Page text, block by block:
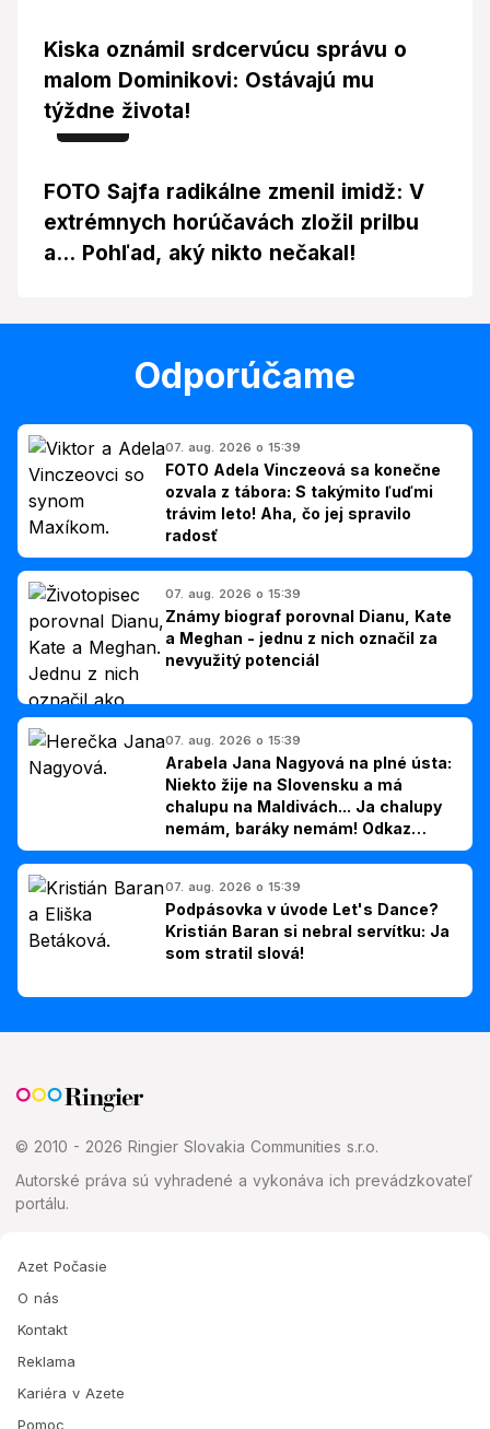
Kiska oznámil srdcervúcu správu o
malom Dominikovi: Ostávajú mu
týždne života!
Foto
FOTO Sajfa radikálne zmenil imidž: V
extrémnych horúčavách zložil prilbu
a... Pohľad, aký nikto nečakal!
Odporúčame
07. aug. 2026 o 15:39
FOTO Adela Vinczeová sa konečne
ozvala z tábora: S takýmito ľuďmi
trávim leto! Aha, čo jej spravilo
radosť
07. aug. 2026 o 15:39
Známy biograf porovnal Dianu, Kate
a Meghan - jednu z nich označil za
nevyužitý potenciál
07. aug. 2026 o 15:39
Arabela Jana Nagyová na plné ústa:
Niekto žije na Slovensku a má
chalupu na Maldivách... Ja chalupy
nemám, baráky nemám! Odkaz
Slovákom
07. aug. 2026 o 15:39
Podpásovka v úvode Let's Dance?
Kristián Baran si nebral servítku: Ja
som stratil slová!
© 2010 - 2026 Ringier Slovakia Communities s.r.o.
Autorské práva sú vyhradené a vykonáva ich prevádzkovateľ
portálu.
Azet Počasie
O nás
Kontakt
Reklama
Kariéra v Azete
Pomoc